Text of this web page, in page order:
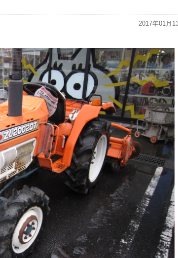
2017年01月